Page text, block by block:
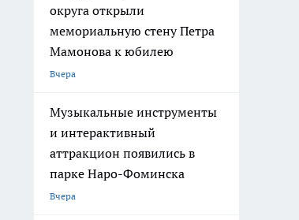
округа открыли
мемориальную стену Петра
Мамонова к юбилею
Вчера
Музыкальные инструменты
и интерактивный
аттракцион появились в
парке Наро-Фоминска
Вчера